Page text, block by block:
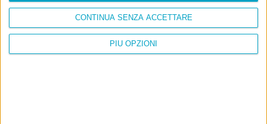
PIÙ OPZIONI
CONTINUA SENZA ACCETTARE
AI che scrive di Taylor Swift come se fossi io
Filologia di Wittgenstein
Cookie